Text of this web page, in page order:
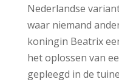
Nederlandse
waar niemand
koningin Beatrix
het oplossen van
gepleegd in de